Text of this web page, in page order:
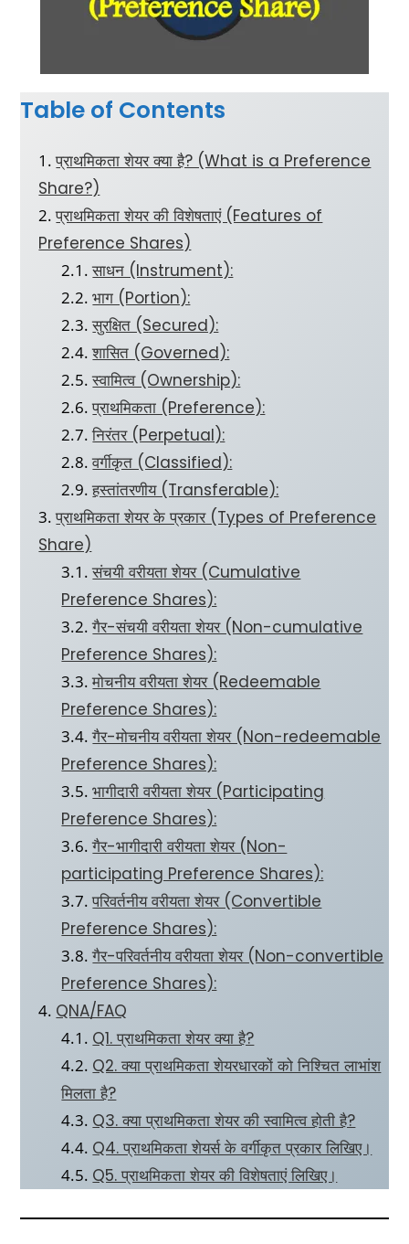
Table of Contents
प्राथमिकता शेयर क्या है? (What is a Preference
Share?)
प्राथमिकता शेयर की विशेषताएं (Features of
Preference Shares)
साधन (Instrument):
भाग (Portion):
सुरक्षित (Secured):
शासित (Governed):
स्वामित्व (Ownership):
प्राथमिकता (Preference):
निरंतर (Perpetual):
वर्गीकृत (Classified):
हस्तांतरणीय (Transferable):
प्राथमिकता शेयर के प्रकार (Types of Preference
Share)
संचयी वरीयता शेयर (Cumulative
Preference Shares):
गैर-संचयी वरीयता शेयर (Non-cumulative
Preference Shares):
मोचनीय वरीयता शेयर (Redeemable
Preference Shares):
गैर-मोचनीय वरीयता शेयर (Non-redeemable
Preference Shares):
भागीदारी वरीयता शेयर (Participating
Preference Shares):
गैर-भागीदारी वरीयता शेयर (Non-
participating Preference Shares):
परिवर्तनीय वरीयता शेयर (Convertible
Preference Shares):
गैर-परिवर्तनीय वरीयता शेयर (Non-convertible
Preference Shares):
QNA/FAQ
Q1. प्राथमिकता शेयर क्या है?
Q2. क्या प्राथमिकता शेयरधारकों को निश्चित लाभांश
मिलता है?
Q3. क्या प्राथमिकता शेयर की स्वामित्व होती है?
Q4. प्राथमिकता शेयर्स के वर्गीकृत प्रकार लिखिए।
Q5. प्राथमिकता शेयर की विशेषताएं लिखिए।